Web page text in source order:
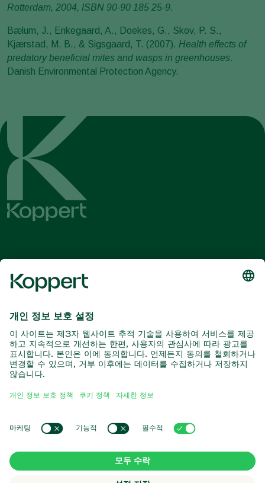
Rotterdam, 2004, ISBN 90-90 185 25-9.
Bælum, J., Enkegaard, A., Doekes, G., Skov, P. S.,
Kjærstad, M. B., & Sigsgaard, T. (2007). Health effects of
predatory beneficial mites and wasps in greenhouses.
Danish Environmental Protection Agency.
포식성 진드기
포식성 곤충
유익한 선충류
작물 보호
코퍼트 소개
코퍼트 소개
코퍼트 채용 정보
인기 링크
온라인 쇼핑몰
Koppert Global
쿠키 관리